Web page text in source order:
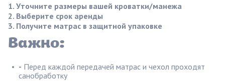
Уточните размеры вашей кроватки/манежа
Выберите срок аренды
Получите матрас в защитной упаковке
Важно:
- Перед каждой передачей матрас и чехол проходят
санобработку